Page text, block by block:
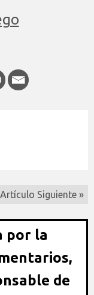
Artículo Siguiente »
por la
de